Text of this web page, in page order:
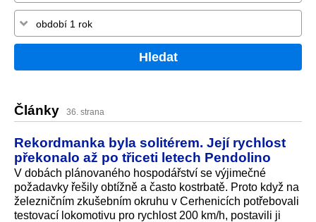
Hledat
Články 36. strana
Rekordmanka byla solitérem. Její rychlost
překonalo až po třiceti letech Pendolino
V dobách plánovaného hospodářství se výjimečné
požadavky řešily obtížně a často kostrbatě. Proto když na
železničním zkušebním okruhu v Cerhenicích potřebovali
testovací lokomotivu pro rychlost 200 km/h, postavili ji